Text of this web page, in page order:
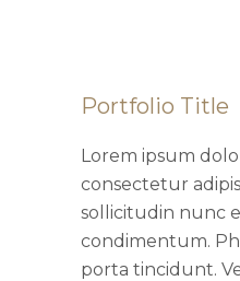
Portfolio Title
Lorem ipsum
consectetur
sollicitudin nunc
condimentum.
porta tincidunt.